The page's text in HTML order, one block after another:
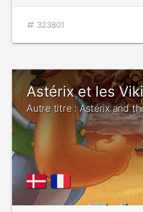
323801
Astérix et les
Autre titre : Astérix and